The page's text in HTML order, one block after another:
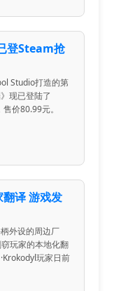
登Steam抢
Studio打造的第
现已登陆了
价80.99元。
译 游戏发
外设的周边厂
玩家的本地化翻
玩家日前